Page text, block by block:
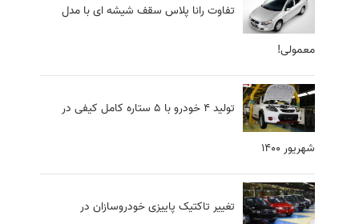
تفاوت رانا پلاس سقف شیشه ای با مدل
معمولی!
تولید ۴ خودرو با ۵ ستاره کامل کیفی در
شهریور ۱۴۰۰
تغییر تاکتیک پاییزی خودروسازان در